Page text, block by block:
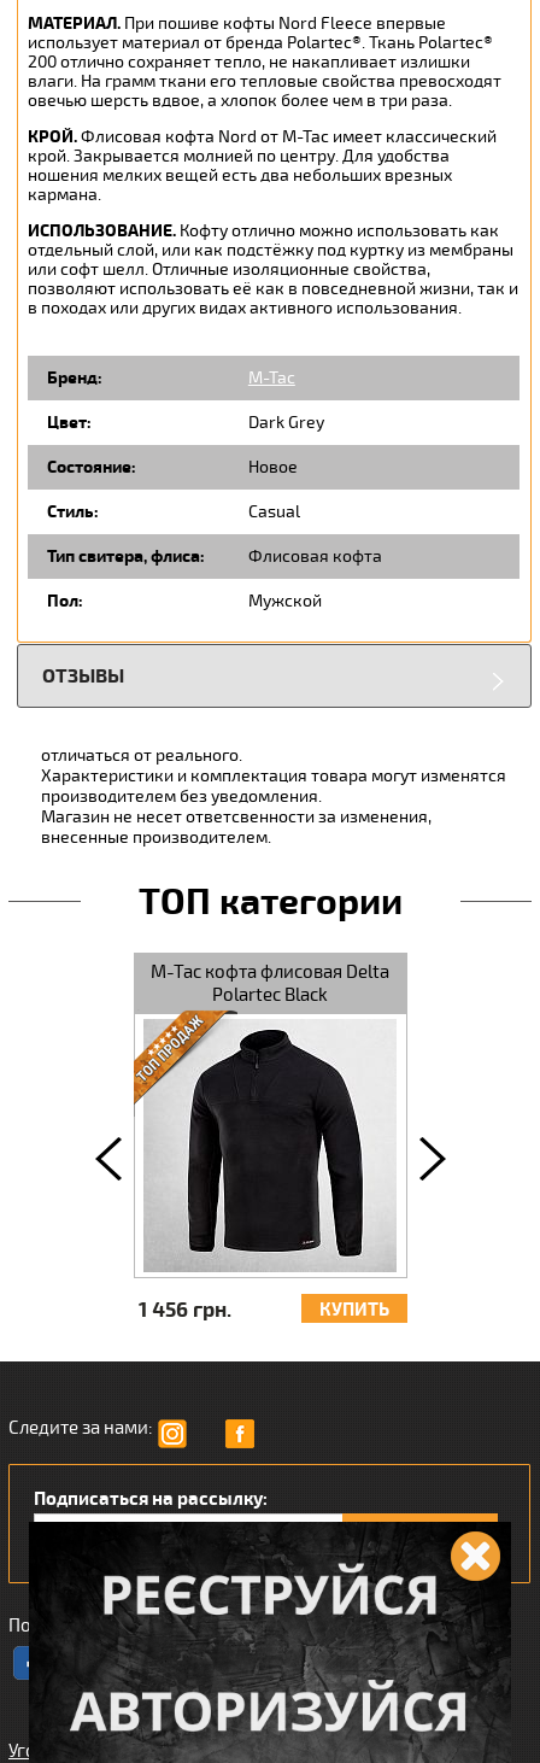
МАТЕРИАЛ. При пошиве кофты Nord Fleece впервые
использует материал от бренда Polartec®. Ткань Polartec®
200 отлично сохраняет тепло, не накапливает излишки
влаги. На грамм ткани его тепловые свойства превосходят
овечью шерсть вдвое, а хлопок более чем в три раза.
КРОЙ.Флисовая кофта Nord от M-Tac имеет классический
крой. Закрывается молнией по центру. Для удобства
ношения мелких вещей есть два небольших врезных
кармана.
ИСПОЛЬЗОВАНИЕ. Кофту отлично можно использовать как
отдельный слой, или как подстёжку под куртку из мембраны
или софт шелл. Отличные изоляционные свойства,
позволяют использовать её как в повседневной жизни, так и
в походах или других видах активного использования.
Бренд: M-Tac
Цвет: Dark Grey
Состояние: Новое
Стиль: Casual
Тип свитера, флиса: Флисовая кофта
Пол: Мужской
ОТЗЫВЫ
отличаться от реального.
Характеристики и комплектация товара могут изменятся
производителем без уведомления.
Магазин не несет ответсвенности за изменения,
внесенные производителем.
ТОП категории
M-Tac кофта флисовая Delta
Black
988 грн. КУПИТЬ
Следите за нами:
Подписаться на рассылку:
Понравился наш интернет магазин?
Угода